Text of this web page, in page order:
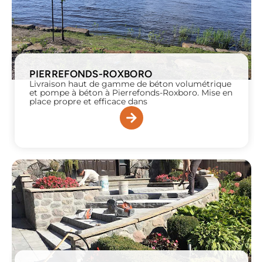
PIERREFONDS-ROXBORO
Livraison haut de gamme de béton volumétrique
et pompe à béton à Pierrefonds-Roxboro. Mise en
place propre et efficace dans